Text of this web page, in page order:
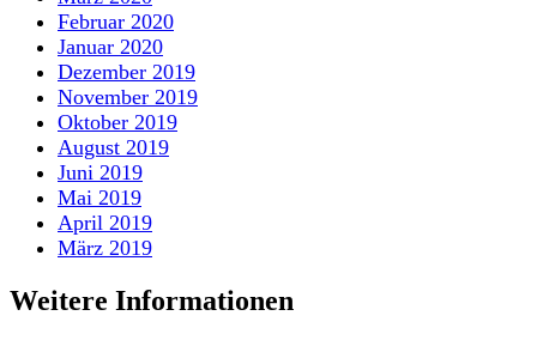
Februar 2020
Januar 2020
Dezember 2019
November 2019
Oktober 2019
August 2019
Juni 2019
Mai 2019
April 2019
März 2019
Weitere Informationen